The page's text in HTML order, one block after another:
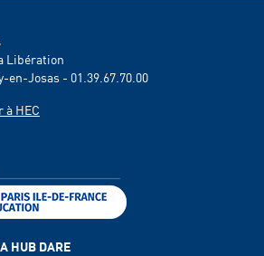
Libération
en-Josas - 01.39.67.70.00
à HEC
HUB DARE